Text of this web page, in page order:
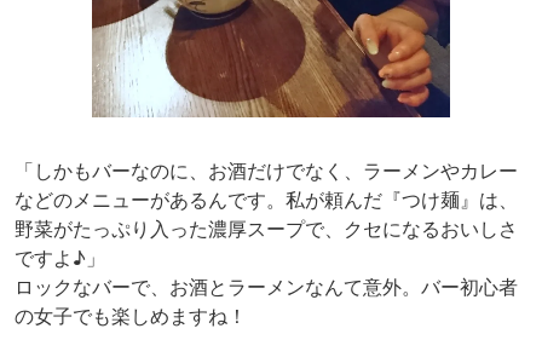
「しかもバーなのに、お酒だけでなく、ラーメンやカレー
などのメニューがあるんです。私が頼んだ『つけ麺』は、
野菜がたっぷり入った濃厚スープで、クセになるおいしさ
ですよ♪」
ロックなバーで、お酒とラーメンなんて意外。バー初心者
の女子でも楽しめますね！